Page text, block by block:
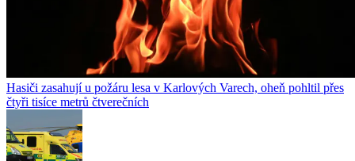
Hasiči zasahují u požáru lesa v Karlových Varech, oheň pohltil přes
čtyři tisíce metrů čtverečních